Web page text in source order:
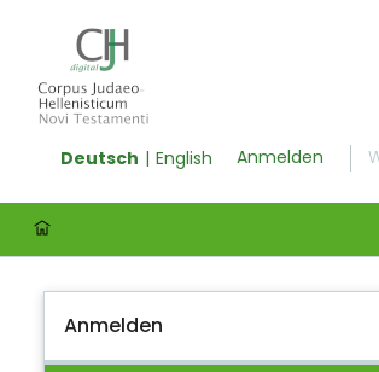
Deutsch English Anmelden
Anmelden